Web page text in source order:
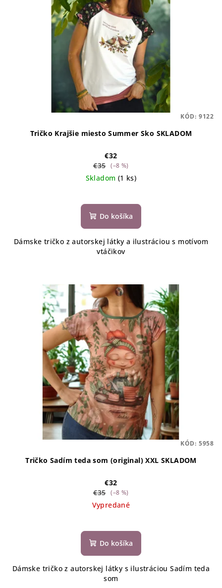
Tričko Krajšie miesto Summer Sko SKLADOM
€32
€35 (–8 %)
Skladom (1 ks)
Do košíka
Dámske tričko z autorskej látky a ilustráciou s motívom
vtáčikov
KÓD: 9122
Tričko Sadím teda som (original) XXL SKLADOM
€32
€35 (–8 %)
Vypredané
Do košíka
Dámske tričko z autorskej látky s ilustráciou Sadím teda
som
KÓD: 5958